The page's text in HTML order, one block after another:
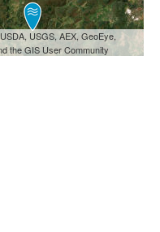
USGS, AEX, GeoEye,
the GIS User Community